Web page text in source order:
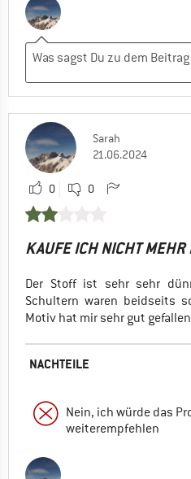
Sarah
21.06.2024
0 0
KAUFE ICH NICHT MEHR
Der Stoff ist sehr sehr
Schultern waren beidseits
Motiv hat mir sehr gut
NACHTEILE
Nein, ich würde das
weiterempfehlen